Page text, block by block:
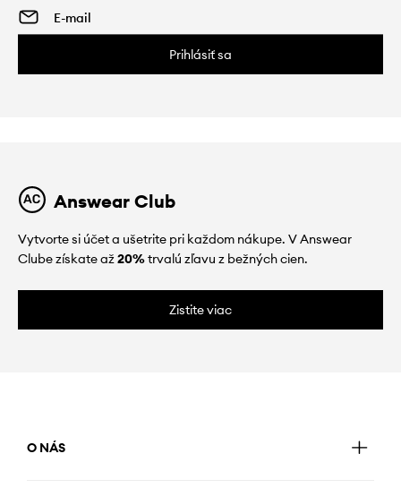
Prihlásiť sa
Answear Club
Vytvorte si účet a ušetrite pri každom nákupe. V Answear
Clube získate až20%trvalú zľavu z bežných cien.
Zistite viac
O NÁS